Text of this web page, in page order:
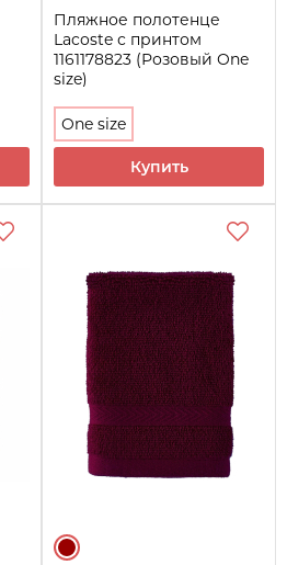
Пляжное полотенце
Lacoste с принтом
1161178823 (Розовый One
size)
One size
Купить